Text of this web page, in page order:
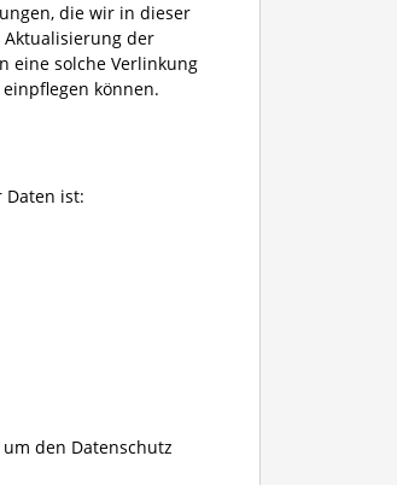
die wir in dieser
der
eine solche Verlinkung
können.
Daten ist:
den Datenschutz